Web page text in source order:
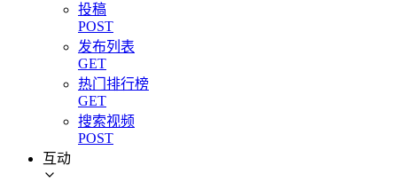
投稿
POST
发布列表
GET
热门排行榜
GET
搜索视频
POST
互动